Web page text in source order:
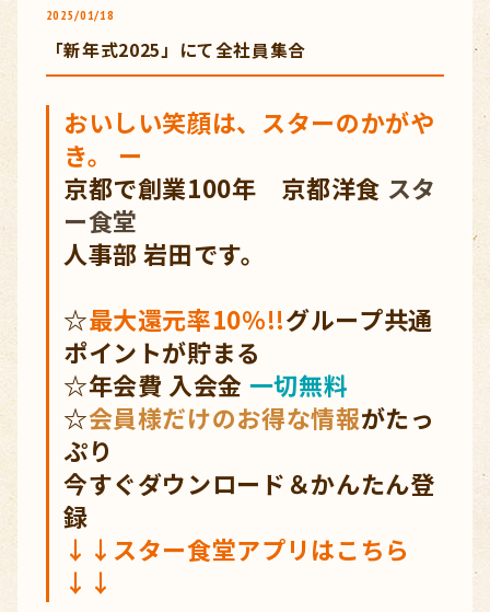
2025/01/18
「新年式2025」にて全社員集合
おいしい笑顔は、スターのかがや
き。 ー
京都で創業100年 京都洋食 スタ
ー食堂
人事部 岩田です。
☆最大還元率10％!!グループ共通
ポイントが貯まる
☆年会費 入会金 一切無料
☆会員様だけのお得な情報がたっ
ぷり
今すぐダウンロード＆かんたん登
録
↓↓ スター食堂アプリはこちら
↓↓